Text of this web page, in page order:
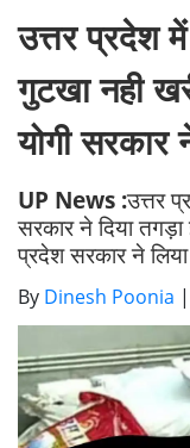
उत्तर प्रदेश
गुटखा नही
योगी सरकार
UP News :उत्तर
सरकार ने दिया
प्रदेश सरकार ने
By Dinesh Poonia |